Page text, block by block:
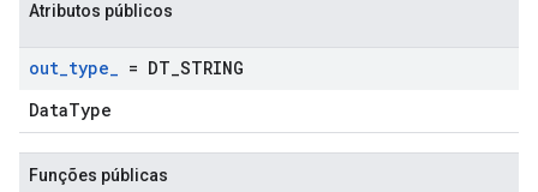
Atributos públicos
out_type_ = DT STRING
DataType
Funções públicas